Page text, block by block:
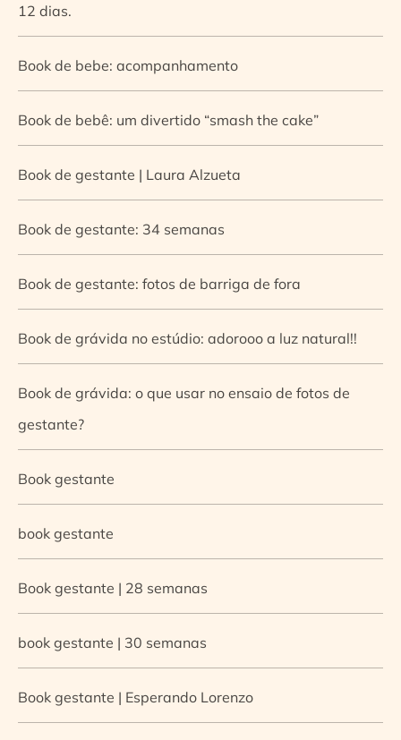
12 dias.
Book de bebe: acompanhamento
Book de bebê: um divertido “smash the cake”
Book de gestante | Laura Alzueta
Book de gestante: 34 semanas
Book de gestante: fotos de barriga de fora
Book de grávida no estúdio: adorooo a luz natural!!
Book de grávida: o que usar no ensaio de fotos de
gestante?
Book gestante
book gestante
Book gestante | 28 semanas
book gestante | 30 semanas
Book gestante | Esperando Lorenzo